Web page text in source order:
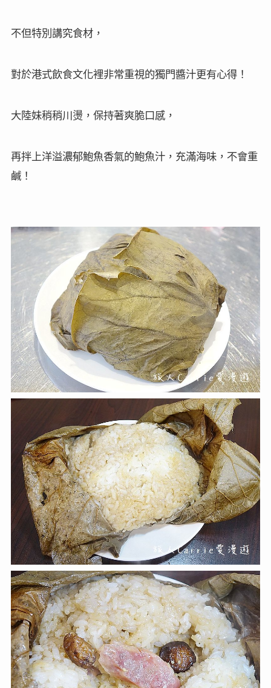
不但特別講究食材，
對於港式飲食文化裡非常重視的獨門醬汁更有心得！
大陸妹稍稍川燙，保持著爽脆口感，
再拌上洋溢濃郁鮑魚香氣的鮑魚汁，充滿海味，不會重
鹹！